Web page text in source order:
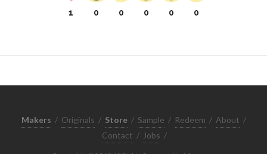
1 0 0 0 0 0
Makers / Originals / Store / Sample / Redeem / About /
Contact / Jobs /